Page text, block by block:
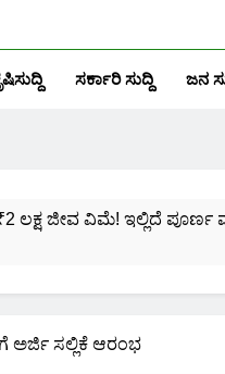
ಸರ್ಕಾರಿ ಸುದ್ದಿ ಜನ
₹2 ಲಕ್ಷ ಜೀವ ವಿಮೆ! ಇಲ್ಲಿದೆ ಪೂರ್ಣ
ನೊಂದಾಯಿಸಿಕೊಳ್ಳುವುದು
ಅರ್ಜಿ ಸಲ್ಲಿಕೆ ಆರಂಭ